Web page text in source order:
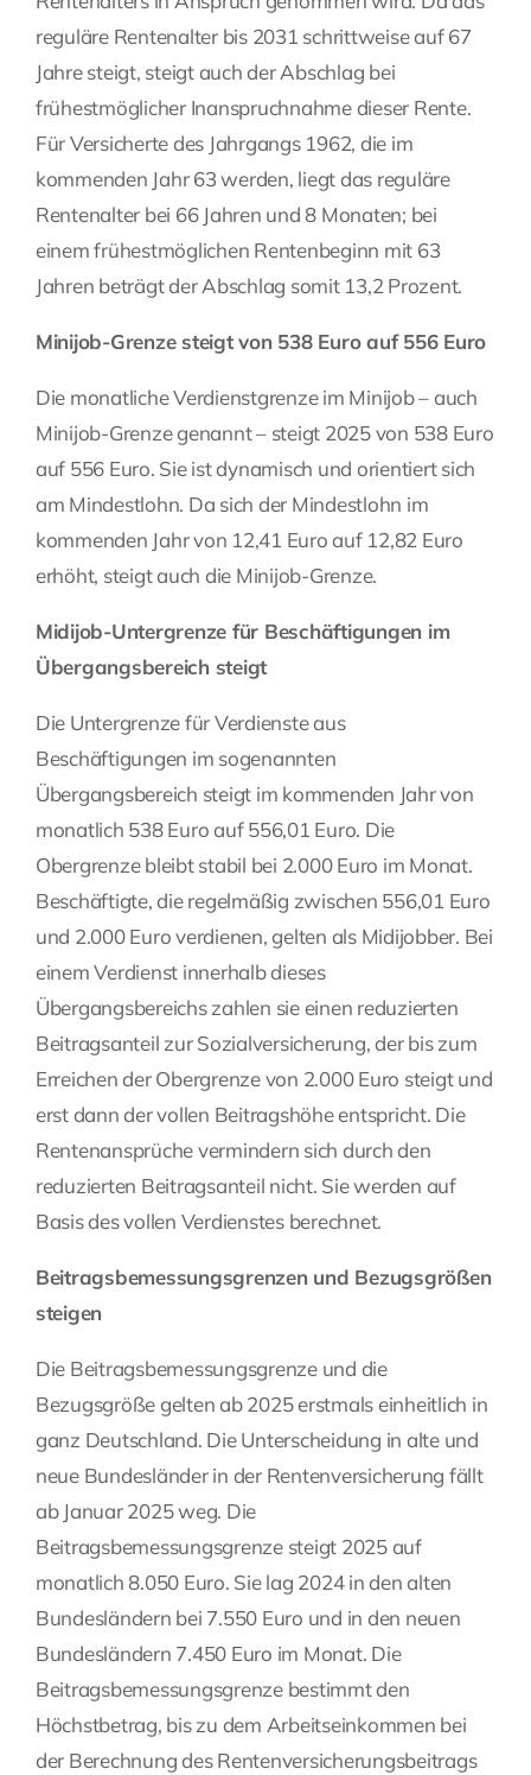
reguläre Rentenalter bis 2031 schrittweise auf 67
Jahre steigt, steigt auch der Abschlag bei
frühestmöglicher Inanspruchnahme dieser Rente.
Für Versicherte des Jahrgangs 1962, die im
kommenden Jahr 63 werden, liegt das reguläre
Rentenalter bei 66 Jahren und 8 Monaten; bei
einem frühestmöglichen Rentenbeginn mit 63
Jahren beträgt der Abschlag somit 13,2 Prozent.
Minijob-Grenze steigt von 538 Euro auf 556 Euro
Die monatliche Verdienstgrenze im Minijob – auch
Minijob-Grenze genannt – steigt 2025 von 538 Euro
auf 556 Euro. Sie ist dynamisch und orientiert sich
am Mindestlohn. Da sich der Mindestlohn im
kommenden Jahr von 12,41 Euro auf 12,82 Euro
erhöht, steigt auch die Minijob-Grenze.
Midijob-Untergrenze für Beschäftigungen im
Übergangsbereich steigt
Die Untergrenze für Verdienste aus
Beschäftigungen im sogenannten
Übergangsbereich steigt im kommenden Jahr von
monatlich 538 Euro auf 556,01 Euro. Die
Obergrenze bleibt stabil bei 2.000 Euro im Monat.
Beschäftigte, die regelmäßig zwischen 556,01 Euro
und 2.000 Euro verdienen, gelten als Midijobber. Bei
einem Verdienst innerhalb dieses
Übergangsbereichs zahlen sie einen reduzierten
Beitragsanteil zur Sozialversicherung, der bis zum
Erreichen der Obergrenze von 2.000 Euro steigt und
erst dann der vollen Beitragshöhe entspricht. Die
Rentenansprüche vermindern sich durch den
reduzierten Beitragsanteil nicht. Sie werden auf
Basis des vollen Verdienstes berechnet.
Beitragsbemessungsgrenzen und Bezugsgrößen
steigen
Die Beitragsbemessungsgrenze und die
Bezugsgröße gelten ab 2025 erstmals einheitlich in
ganz Deutschland. Die Unterscheidung in alte und
neue Bundesländer in der Rentenversicherung fällt
ab Januar 2025 weg. Die
Beitragsbemessungsgrenze steigt 2025 auf
monatlich 8.050 Euro. Sie lag 2024 in den alten
Bundesländern bei 7.550 Euro und in den neuen
Bundesländern 7.450 Euro im Monat. Die
Beitragsbemessungsgrenze bestimmt den
Höchstbetrag, bis zu dem Arbeitseinkommen bei
der Berechnung des Rentenversicherungsbeitrags